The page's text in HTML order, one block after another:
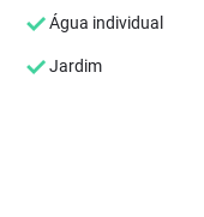
Água individual
Jardim